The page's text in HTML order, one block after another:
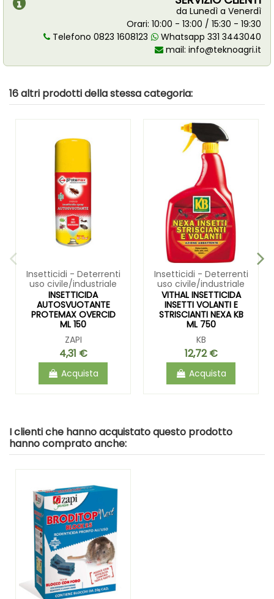
da Lunedì a Venerdì
Orari: 10:00 - 13:00 / 15:30 - 19:30
Telefono 0823 1608123
Whatsapp 331 3443040
mail: info@teknoagri.it
16 altri prodotti della stessa categoria:
Insetticidi - Deterrenti
uso civile/industriale
INSETTICIDA
AUTOSVUOTANTE
PROTEMAX OVERCID
ML 150
ZAPI
4,31 €
Acquista
Insetticidi - Deterrenti
uso civile/industriale
VITHAL INSETTICIDA
INSETTI VOLANTI E
STRISCIANTI NEXA KB
ML 750
KB
12,72 €
Acquista
I clienti che hanno acquistato questo prodotto
hanno comprato anche: